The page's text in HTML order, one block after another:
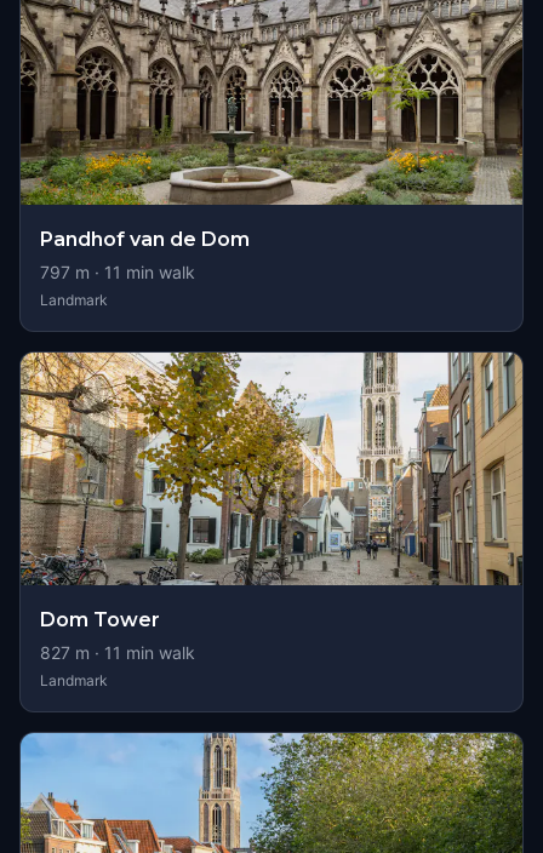
Pandhof van de Dom
797 m · 11 min walk
Landmark
Dom Tower
827 m · 11 min walk
Landmark